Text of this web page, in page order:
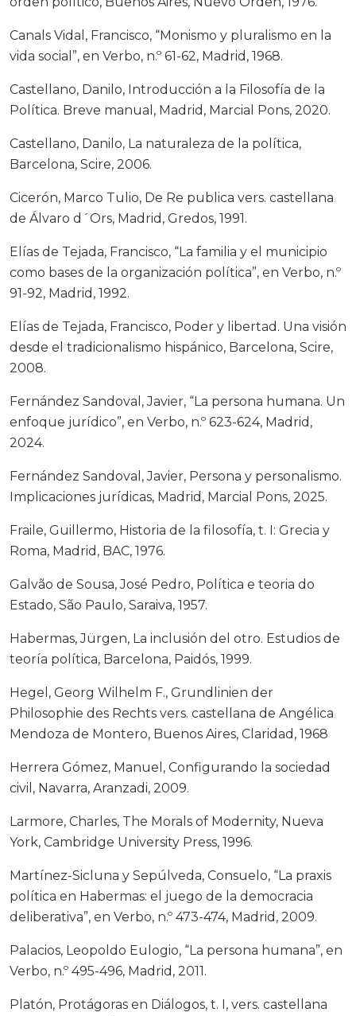
Canals Vidal, Francisco, “Monismo y pluralismo en la
vida social”, en Verbo, n.º 61-62, Madrid, 1968.
Castellano, Danilo, Introducción a la Filosofía de la
Política. Breve manual, Madrid, Marcial Pons, 2020.
Castellano, Danilo, La naturaleza de la política,
Barcelona, Scire, 2006.
Cicerón, Marco Tulio, De Re publica vers. castellana
de Álvaro d´Ors, Madrid, Gredos, 1991.
Elías de Tejada, Francisco, “La familia y el municipio
como bases de la organización política”, en Verbo, n.º
91-92, Madrid, 1992.
Elías de Tejada, Francisco, Poder y libertad. Una visión
desde el tradicionalismo hispánico, Barcelona, Scire,
2008.
Fernández Sandoval, Javier, “La persona humana. Un
enfoque jurídico”, en Verbo, n.º 623-624, Madrid,
2024.
Fernández Sandoval, Javier, Persona y personalismo.
Implicaciones jurídicas, Madrid, Marcial Pons, 2025.
Fraile, Guillermo, Historia de la filosofía, t. I: Grecia y
Roma, Madrid, BAC, 1976.
Galvão de Sousa, José Pedro, Política e teoria do
Estado, São Paulo, Saraiva, 1957.
Habermas, Jürgen, La inclusión del otro. Estudios de
teoría política, Barcelona, Paidós, 1999.
Hegel, Georg Wilhelm F., Grundlinien der
Philosophie des Rechts vers. castellana de Angélica
Mendoza de Montero, Buenos Aires, Claridad, 1968
Herrera Gómez, Manuel, Configurando la sociedad
civil, Navarra, Aranzadi, 2009.
Larmore, Charles, The Morals of Modernity, Nueva
York, Cambridge University Press, 1996.
Martínez-Sicluna y Sepúlveda, Consuelo, “La praxis
política en Habermas: el juego de la democracia
deliberativa”, en Verbo, n.º 473-474, Madrid, 2009.
Palacios, Leopoldo Eulogio, “La persona humana”, en
Verbo, n.º 495-496, Madrid, 2011.
Platón, Protágoras en Diálogos, t. I, vers. castellana